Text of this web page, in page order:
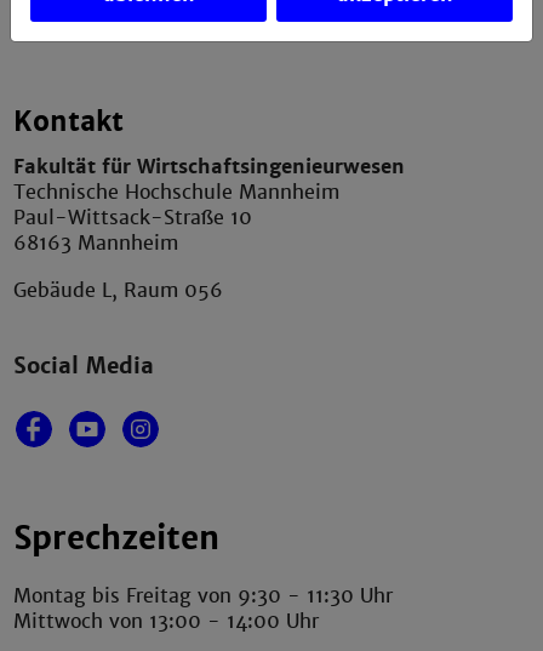
Verbesserungsvorschlag melden
Kontakt
Fakultät für Wirtschaftsingenieurwesen
Technische Hochschule Mannheim
Paul-Wittsack-Straße 10
68163 Mannheim
Gebäude L, Raum 056
Social Media
Sprechzeiten
Montag bis Freitag von 9:30 - 11:30 Uhr
Mittwoch von 13:00 - 14:00 Uhr